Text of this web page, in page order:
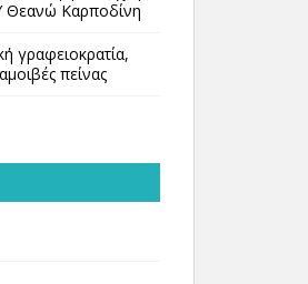
Θεανώ Καρποδίνη
γραφειοκρατία,
πείνας